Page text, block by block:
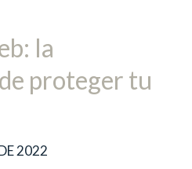
la
proteger tu
2022